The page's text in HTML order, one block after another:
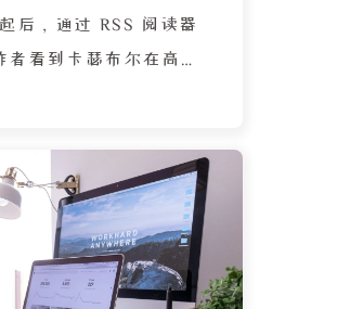
后，通过 RSS 阅读器
者看到卡瑟布尔在高
好、有良师益友的社
到底、以及教材编排
因缺乏良师益友、同
选择离开学校——坦言
福所有满足条件的考